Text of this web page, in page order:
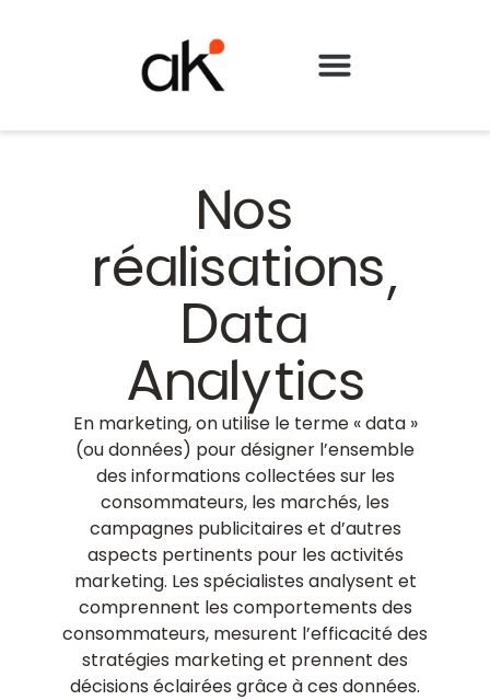
Nos
réalisations,
Data
Analytics
En marketing, on utilise le terme « data »
(ou données) pour désigner l’ensemble
des informations collectées sur les
consommateurs, les marchés, les
campagnes publicitaires et d’autres
aspects pertinents pour les activités
marketing. Les spécialistes analysent et
comprennent les comportements des
consommateurs, mesurent l’efficacité des
stratégies marketing et prennent des
décisions éclairées grâce à ces données.